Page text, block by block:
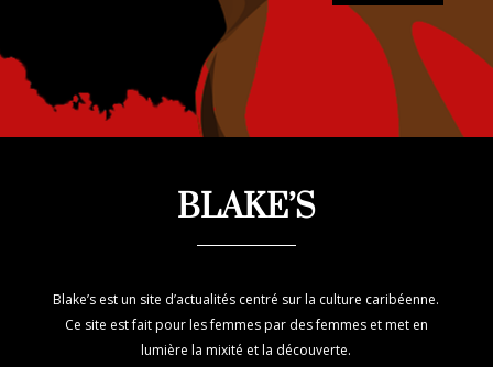
BLAKE’S
Blake’s est un site d’actualités centré sur la culture caribéenne.
Ce site est fait pour les femmes par des femmes et met en
lumière la mixité et la découverte.